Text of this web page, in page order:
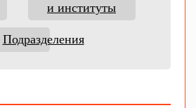
и институты
Подразделения